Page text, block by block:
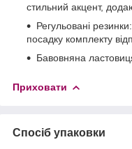
стильний акцент,
Регульовані
посадку комплекту
Бавовняна
Приховати
Спосіб упаковки